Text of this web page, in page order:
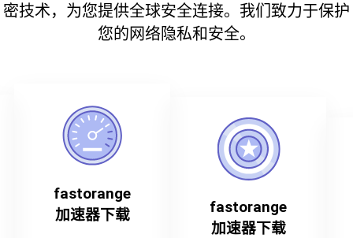
密技术，为您提供全球安全连接。我们致力于保护
您的网络隐私和安全。
fastorange
加速器下载
fastorange
加速器下载